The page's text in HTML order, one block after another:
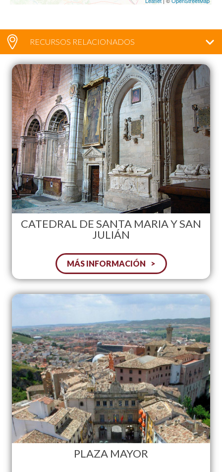
RECURSOS RELACIONADOS
CATEDRAL DE SANTA MARIA Y SAN
JULIÁN
MÁS INFORMACIÓN
PLAZA MAYOR